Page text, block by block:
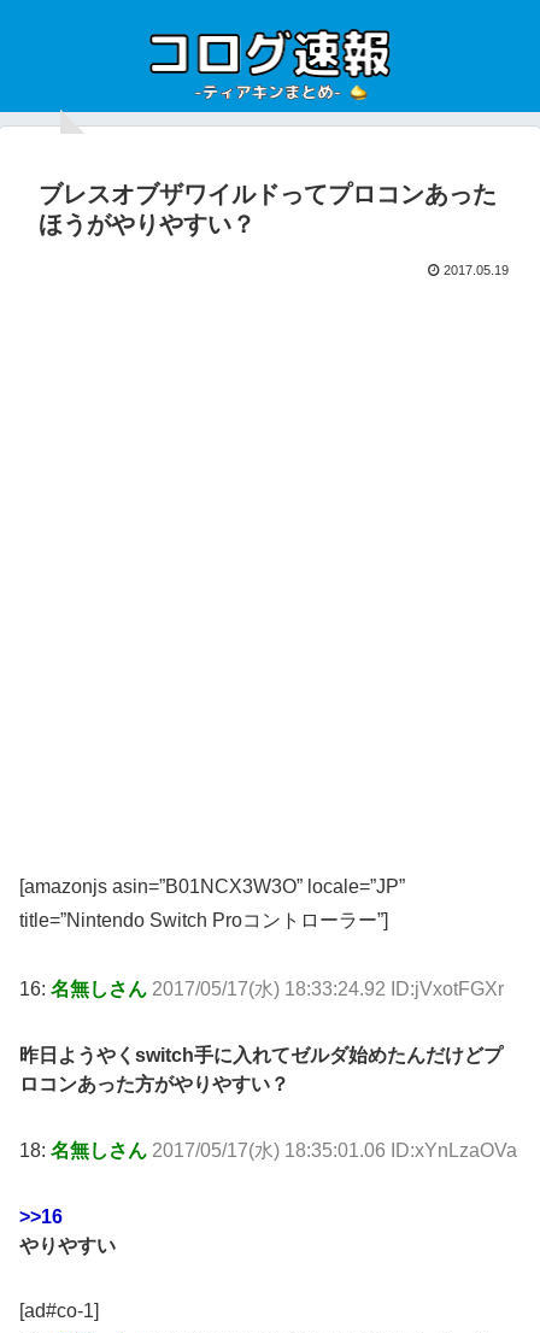
ブレスオブザワイルドってプロコンあった
ほうがやりやすい？
2017.05.19
[amazonjs asin=”B01NCX3W3O” locale=”JP”
title=”Nintendo Switch Proコントローラー”]
16: 名無しさん 2017/05/17(水) 18:33:24.92 ID:jVxotFGXr
昨日ようやくswitch手に入れてゼルダ始めたんだけどプ
ロコンあった方がやりやすい？
18: 名無しさん 2017/05/17(水) 18:35:01.06 ID:xYnLzaOVa
>>16
やりやすい
[ad#co-1]